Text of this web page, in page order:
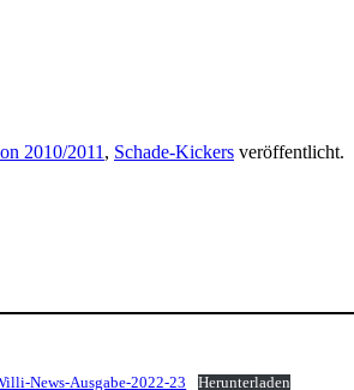
2010/2011 , Schade-Kickers veröffentlicht.
News-Ausgabe-2022-23 Herunterladen